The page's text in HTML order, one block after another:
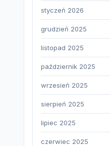
styczeń 2026
grudzień 2025
listopad 2025
październik 2025
wrzesień 2025
sierpień 2025
lipiec 2025
czerwiec 2025